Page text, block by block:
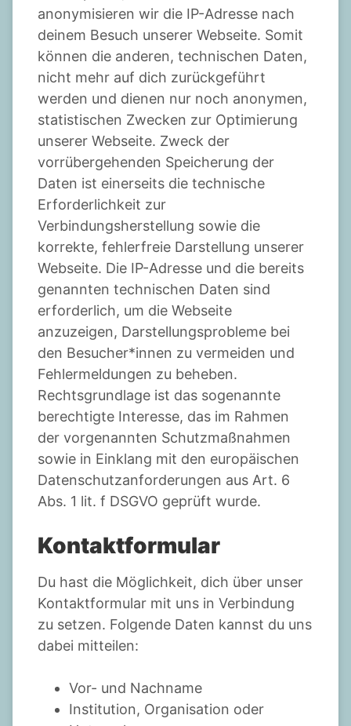
anonymisieren wir die IP-Adresse nach
deinem Besuch unserer Webseite. Somit
können die anderen, technischen Daten,
nicht mehr auf dich zurückgeführt
werden und dienen nur noch anonymen,
statistischen Zwecken zur Optimierung
unserer Webseite. Zweck der
vorrübergehenden Speicherung der
Daten ist einerseits die technische
Erforderlichkeit zur
Verbindungsherstellung sowie die
korrekte, fehlerfreie Darstellung unserer
Webseite. Die IP-Adresse und die bereits
genannten technischen Daten sind
erforderlich, um die Webseite
anzuzeigen, Darstellungsprobleme bei
den Besucher*innen zu vermeiden und
Fehlermeldungen zu beheben.
Rechtsgrundlage ist das sogenannte
berechtigte Interesse, das im Rahmen
der vorgenannten Schutzmaßnahmen
sowie in Einklang mit den europäischen
Datenschutzanforderungen aus Art. 6
Abs. 1 lit. f DSGVO geprüft wurde.
Kontaktformular
Du hast die Möglichkeit, dich über unser
Kontaktformular mit uns in Verbindung
zu setzen. Folgende Daten kannst du uns
dabei mitteilen:
Vor- und Nachname
Institution, Organisation oder